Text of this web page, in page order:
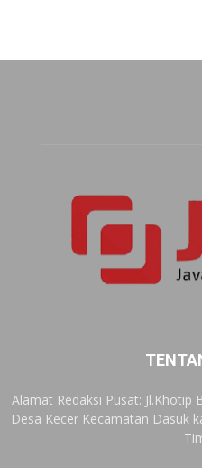
Alamat Redaksi Pusat: Jl.Khotip
Desa Kecer Kecamatan Dasuk